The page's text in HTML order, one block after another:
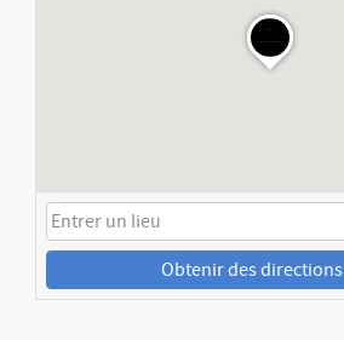
Obtenir des directions